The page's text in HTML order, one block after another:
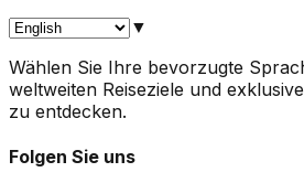
▼
Wählen Sie Ihre bevorzugte
weltweiten Reiseziele und
zu entdecken.
Folgen Sie uns